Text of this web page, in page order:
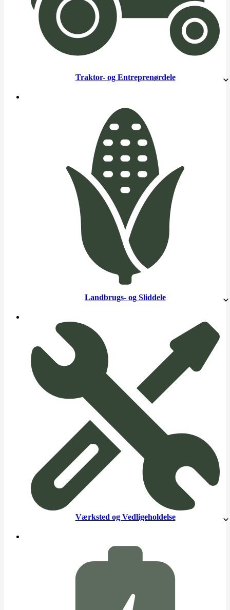
Traktor- og Entreprenørdele
Landbrugs- og Sliddele
Værksted og Vedligeholdelse